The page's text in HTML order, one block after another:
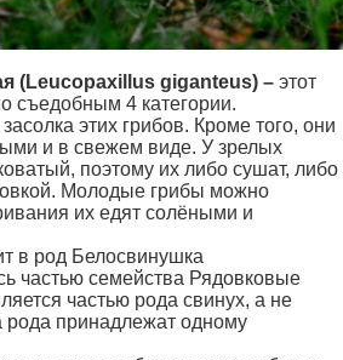
(Leucopaxillus giganteus) – этот
съедобным 4 категории.
этих грибов. Кроме того, они
и в свежем виде. У зрелых
поэтому их либо сушат, либо
Молодые грибы можно
их едят солёными и
в род Белосвинушка
частью семейства Рядовковые
частью рода свинух, а не
рода принадлежат одному